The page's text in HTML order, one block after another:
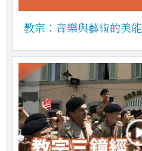
教宗：音樂與藝術的美